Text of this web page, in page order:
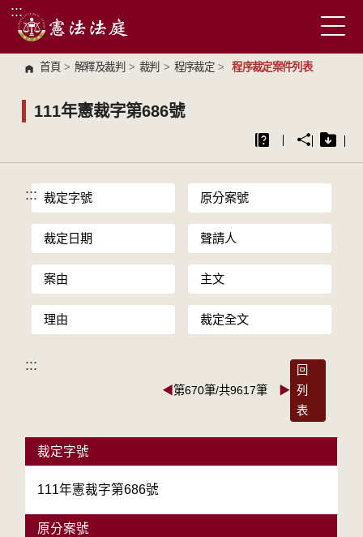
跳到主要內容區塊
:::
首頁 > 解釋及裁判 > 裁判 > 程序裁定 > 程序裁定案件列表
111年憲裁字第686號
::: 裁定字號 原分案號
裁定日期 聲請人
案由 主文
理由 裁定全文
:::
◀第670筆/共9617筆 ▶
回
列
表
裁定字號
111年憲裁字第686號
原分案號